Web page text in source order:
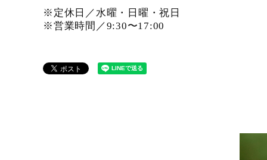
※定休日／水曜・日曜・祝日
※営業時間／9:30〜17:00